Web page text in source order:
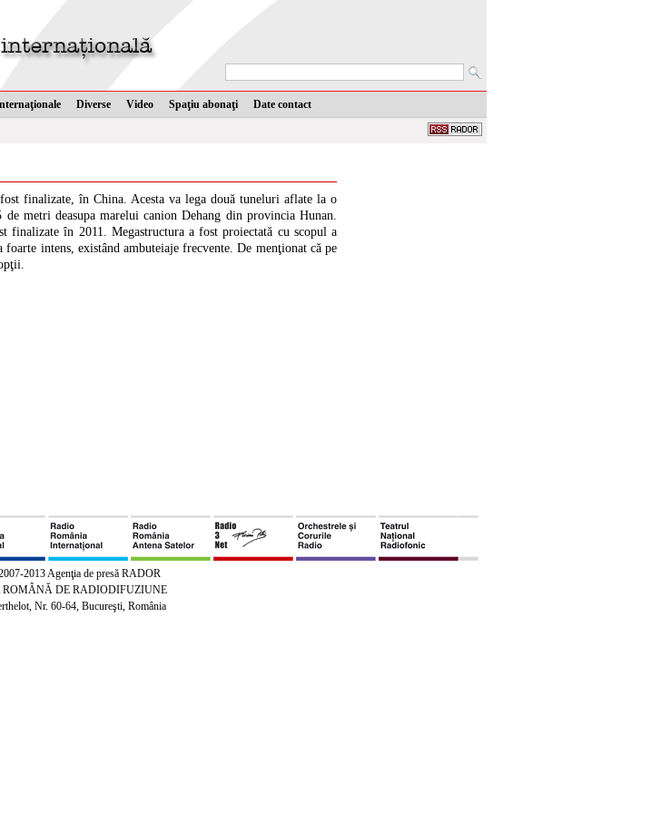
Diverse Video Spaţiu abonaţi Date contact
finalizate, în China. Acesta va lega două tuneluri aflate la o
metri deasupa marelui canion Dehang din provincia Hunan.
în 2011. Megastructura a fost proiectată cu scopul a
intens, existând ambuteiaje frecvente. De menţionat că pe
2013 Agenţia de presă RADOR
ROMÂNĂ DE RADIODIFUZIUNE
Nr. 60-64, Bucureşti, România